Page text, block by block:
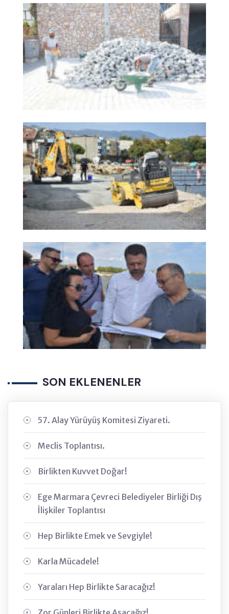
SON EKLENENLER
57. Alay Yürüyüş Komitesi Ziyareti.
Meclis Toplantısı.
Birlikten Kuvvet Doğar!
Ege Marmara Çevreci Belediyeler Birliği Dış
İlişkiler Toplantısı
Hep Birlikte Emek ve Sevgiyle!
Karla Mücadele!
Yaraları Hep Birlikte Saracağız!